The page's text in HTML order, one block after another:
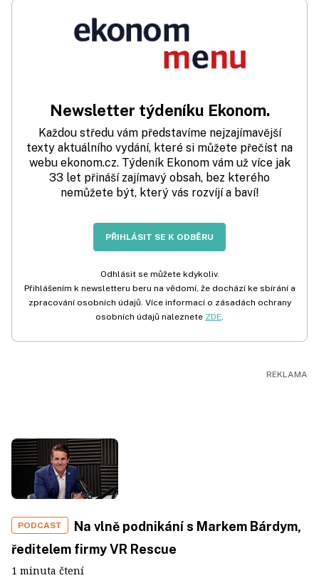
Newsletter týdeníku Ekonom.
Každou středu vám představíme nejzajímavější
texty aktuálního vydání, které si můžete přečíst na
webu ekonom.cz. Týdeník Ekonom vám už více jak
33 let přináší zajímavý obsah, bez kterého
nemůžete být, který vás rozvíjí a baví!
PŘIHLÁSIT SE K ODBĚRU
Odhlásit se můžete kdykoliv.
Přihlášením k newsletteru beru na vědomí, že dochází ke sbírání a
zpracování osobních údajů. Více informací o zásadách ochrany
osobních údajů naleznete ZDE.
PODCAST
Na vlně podnikání s Markem Bárdym,
ředitelem firmy VR Rescue
1 minuta čtení